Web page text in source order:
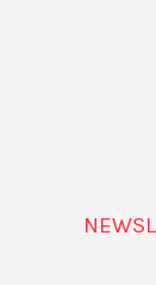
poder
que ahora
la frivolidad
me alegro